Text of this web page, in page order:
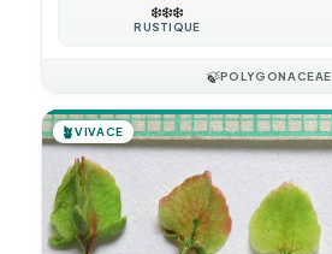
❄️❄️❄️
RUSTIQUE
🍃POLYGONACEAE
🪴VIVACE